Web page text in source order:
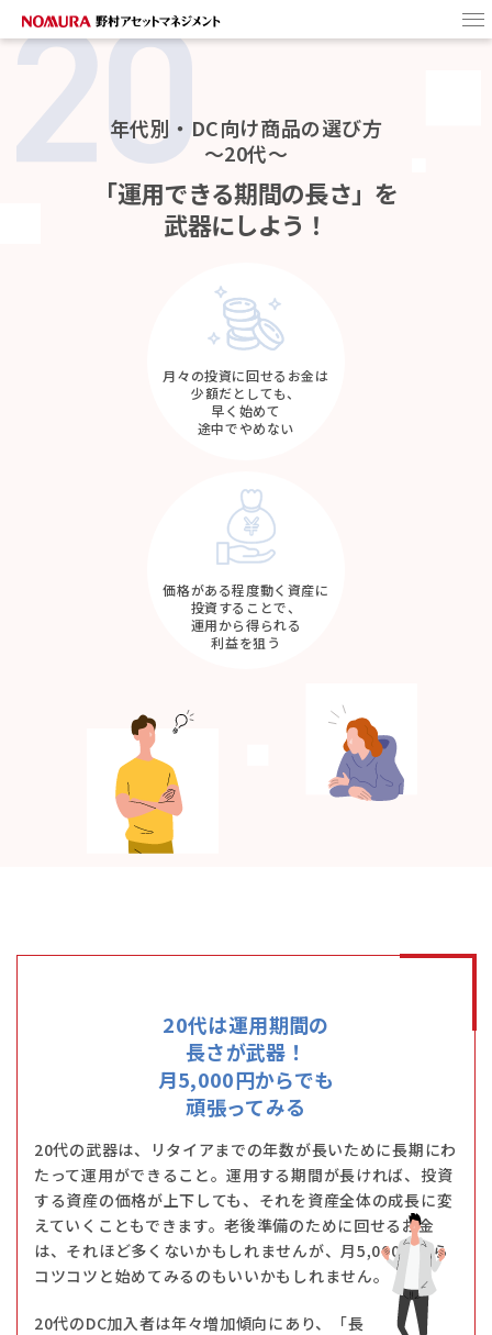
HOME
野村アセットの DCファンド
ターゲットイヤー・ファンドとは
年代別・DC向け商品の選び方
～20代～
「運用できる期間の長さ」を
武器にしよう！
月々の投資に回せるお金は
少額だとしても、
早く始めて
途中でやめない
価格がある程度動く資産に
投資することで、
運用から得られる
利益を狙う
20代は運用期間の
長さが武器！
月5,000円からでも
頑張ってみる
20代の武器は、リタイアまでの年数が長いために長期にわ
たって運用ができること。運用する期間が長ければ、投資
する資産の価格が上下しても、それを資産全体の成長に変
えていくこともできます。老後準備のために回せるお金
は、それほど多くないかもしれませんが、月5,000円から
コツコツと始めてみるのもいいかもしれません。
20代のDC加入者は年々増加傾向にあり、「長